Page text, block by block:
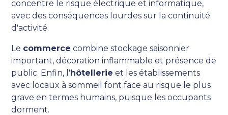
concentre le risque électrique et informatique,
avec des conséquences lourdes sur la continuité
d'activité.
Le commerce combine stockage saisonnier
important, décoration inflammable et présence de
public. Enfin, l'hôtellerie et les établissements
avec locaux à sommeil font face au risque le plus
grave en termes humains, puisque les occupants
dorment.